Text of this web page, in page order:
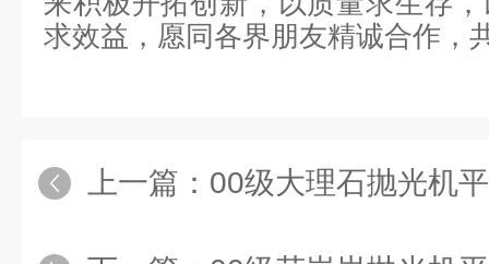
求效益，愿同各界朋友精诚合作，
上一篇： 00级大理石抛光机